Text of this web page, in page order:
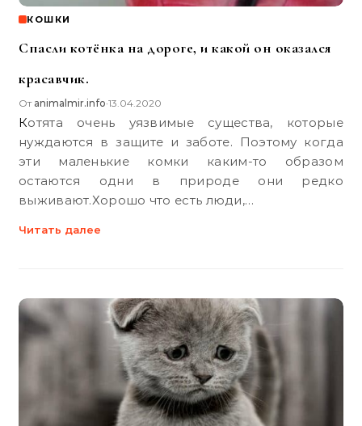
КОШКИ
Спасли котёнка на дороге, и какой он оказался
красавчик.
От animalmir.info•13.04.2020
Котята очень уязвимые существа, которые
нуждаются в защите и заботе. Поэтому когда
эти маленькие комки каким-то образом
остаются одни в природе они редко
выживают.Хорошо что есть люди,…
Читать далее